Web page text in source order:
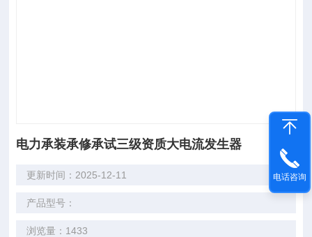
电力承装承修承试三级资质大电流发生器
更新时间：2025-12-11
产品型号：
浏览量：1433
电话咨询